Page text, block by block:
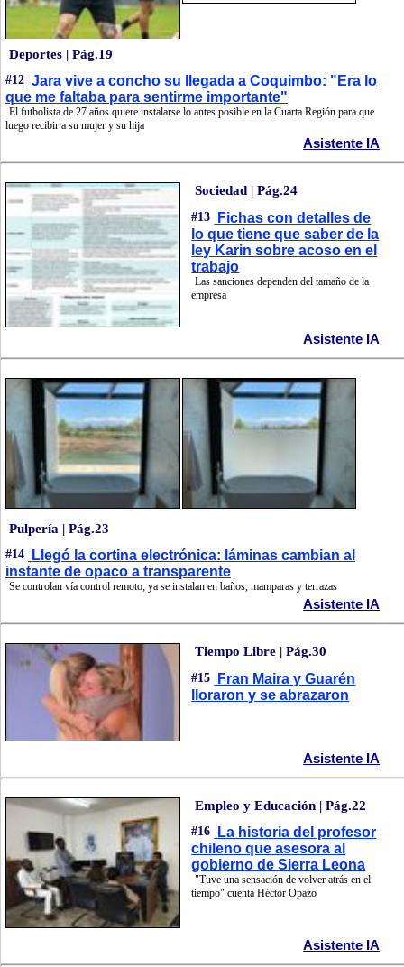
Deportes | Pág.19
#12 Jara vive a concho su llegada a Coquimbo: "Era lo
que me faltaba para sentirme importante"
El futbolista de 27 años quiere instalarse lo antes posible en la Cuarta Región para que
luego recibir a su mujer y su hija
Asistente IA
Sociedad | Pág.24
#13
Fichas con detalles de
lo que tiene que saber de la
ley Karin sobre acoso en el
trabajo
Las sanciones dependen del tamaño de la
empresa
Asistente IA
Pulpería | Pág.23
#14
Llegó la cortina electrónica: láminas cambian al
instante de opaco a transparente
Se controlan vía control remoto; ya se instalan en baños, mamparas y terrazas
Asistente IA
Tiempo Libre | Pág.30
#15
Fran Maira y Guarén
lloraron y se abrazaron
Asistente IA
Empleo y Educación | Pág.22
#16
La historia del profesor
chileno que asesora al
gobierno de Sierra Leona
"Tuve una sensación de volver atrás en el
tiempo" cuenta Héctor Opazo
Asistente IA